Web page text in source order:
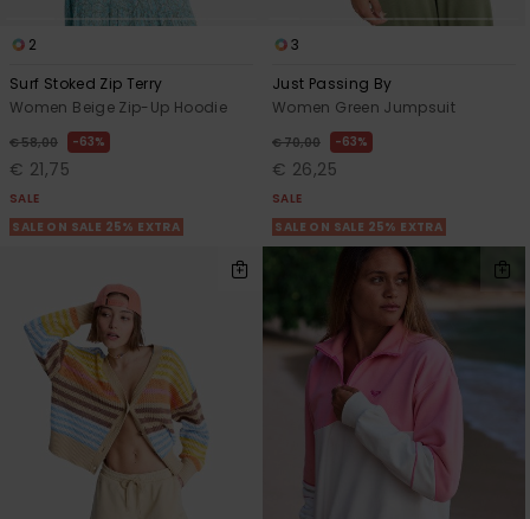
2
Surf Stoked Zip Terry
Women Beige Zip-Up Hoodie
€ 58,00 63%
€ 21,75
SALE
SALE ON SALE 25% EXTRA
3
Just Passing By
Women Green Jumpsuit
€ 70,00 63%
€ 26,25
SALE
SALE ON SALE 25% EXTRA